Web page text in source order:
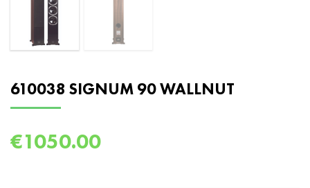
610038 SIGNUM 90 WALLNUT
€1050.00